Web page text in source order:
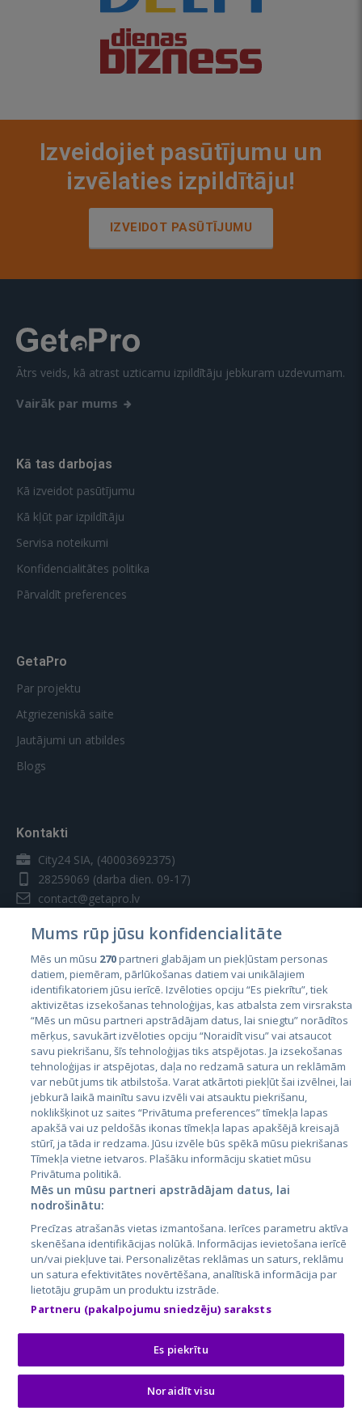
Izveidojiet pasūtījumu un
izvēlaties izpildītāju!
IZVEIDOT PASŪTĪJUMU
Ātrs veids, kā atrast uzticamu izpildītāju jebkuram uzdevumam.
Vairāk par mums
Kā tas darbojas
Kā izveidot pasūtījumu
Kā kļūt par izpildītāju
Servisa noteikumi
Konfidencialitātes politika
Pārvaldīt preferences
GetaPro
Par projektu
Atgriezeniskā saite
Jautājumi un atbildes
Blogs
Kontakti
City24 SIA, (40003692375)
28259069 (darba dien. 09-17)
contact@getapro.lv
Valstis
Igaunija
Latvija
Lietuva
City24.lv
City24.ee
GetaPro.lv
GetaPro.ee
Skelbiu.lt
Autoplius.lt
Aruodas.lt
CVbankas.lt
Kainos.lt
Paslaugos.lt
auto24.ee
Osta.ee
KuldneBörs.ee
Mums rūp jūsu konfidencialitāte
Mēs un mūsu 270partneri glabājam un piekļūstam personas
datiem, piemēram, pārlūkošanas datiem vai unikālajiem
identifikatoriem jūsu ierīcē. Izvēloties opciju “Es piekrītu”, tiek
aktivizētas izsekošanas tehnoloģijas, kas atbalsta zem virsraksta
“Mēs un mūsu partneri apstrādājam datus, lai sniegtu” norādītos
mērķus, savukārt izvēloties opciju “Noraidīt visu” vai atsaucot
savu piekrišanu, šīs tehnoloģijas tiks atspējotas. Ja izsekošanas
tehnoloģijas ir atspējotas, daļa no redzamā satura un reklāmām
var nebūt jums tik atbilstoša. Varat atkārtoti piekļūt šai izvēlnei, lai
jebkurā laikā mainītu savu izvēli vai atsauktu piekrišanu,
noklikšķinot uz saites “Privātuma preferences” tīmekļa lapas
apakšā vai uz peldošās ikonas tīmekļa lapas apakšējā kreisajā
stūrī, ja tāda ir redzama. Jūsu izvēle būs spēkā mūsu piekrišanas
Tīmekļa vietne ietvaros. Plašāku informāciju skatiet mūsu
Privātuma politikā.
Mēs un mūsu partneri apstrādājam datus, lai
nodrošinātu:
Precīzas atrašanās vietas izmantošana. Ierīces parametru aktīva
skenēšana identifikācijas nolūkā. Informācijas ievietošana ierīcē
un/vai piekļuve tai. Personalizētas reklāmas un saturs, reklāmu
un satura efektivitātes novērtēšana, analītiskā informācija par
lietotāju grupām un produktu izstrāde.
Partneru (pakalpojumu sniedzēju) saraksts
Es piekrītu
Noraidīt visu